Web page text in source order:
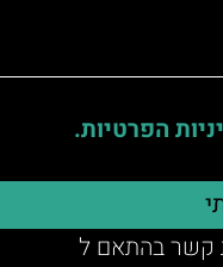
הפרטיות.
קשר בהתאם ל